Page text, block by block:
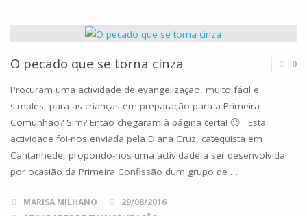
DOS
PEQUENINOS"
O pecado que se torna cinza 0
Procuram uma actividade de evangelização, muito fácil e
simples, para as crianças em preparação para a Primeira
Comunhão? Sim? Então chegaram à página certa! 🙂 Esta
actividade foi-nos enviada pela Diana Cruz, catequista em
Cantanhede, propondo-nos uma actividade a ser desenvolvida
por ocasião da Primeira Confissão dum grupo de …
MARISA MILHANO
29/08/2016